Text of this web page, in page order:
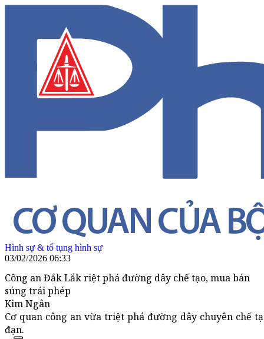
Hình sự & tố tụng hình sự
03/02/2026 06:33
Công an Đắk Lắk riệt phá đường dây chế tạo, mua bán
súng trái phép
Kim Ngân
Cơ quan công an vừa triệt phá đường dây chuyên chế
đạn.